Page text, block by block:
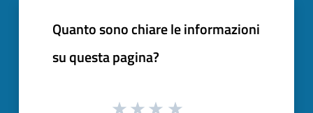
Quanto sono chiare le informazioni
su questa pagina?